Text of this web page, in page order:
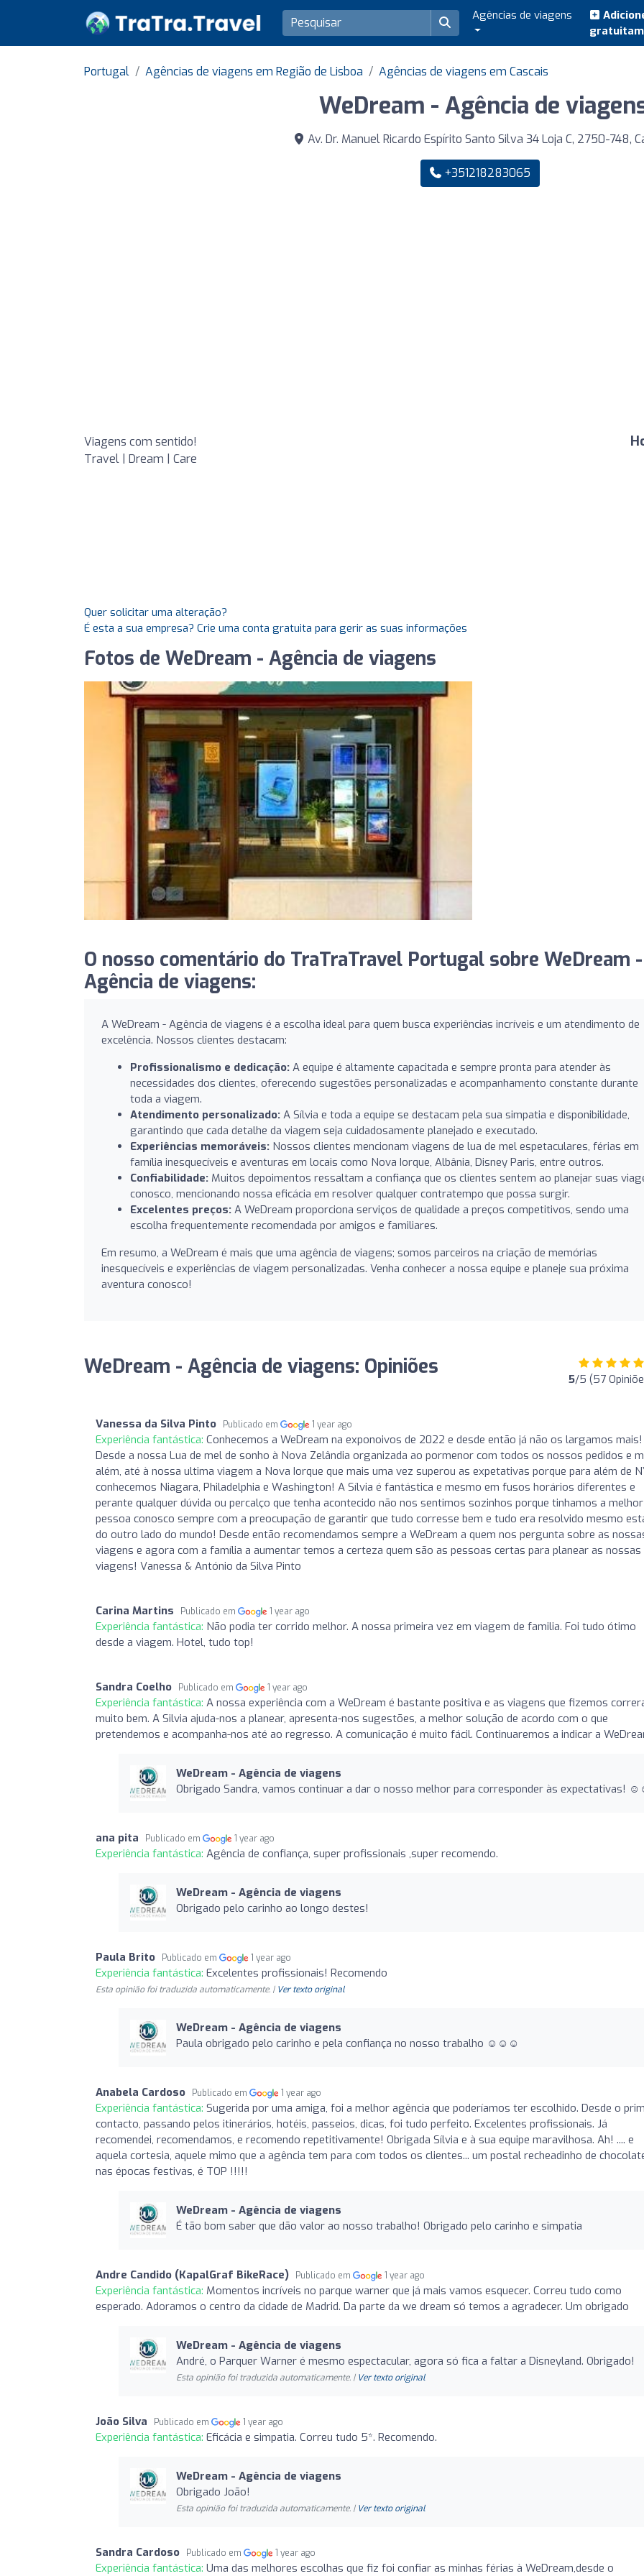
Agências de viagens
Portugal Agências de viagens em Região de Lisboa Agências de viagens em Cascais
WeDream - Agência de
Av. Dr. Manuel Ricardo Espírito Santo Silva 34 Loja C, 2750-748,
+351218283065
Viagens com sentido!
Travel | Dream | Care
Quer solicitar uma alteração?
É esta a sua empresa? Crie uma conta gratuita para gerir as suas informações
Fotos de WeDream - Agência de viagens
O nosso comentário do TraTraTravel Portugal sobre WeDream -
Agência de viagens:
A WeDream - Agência de viagens é a escolha ideal para quem busca experiências incríveis e um atendimento de
excelência. Nossos clientes destacam:
Profissionalismo e dedicação: A equipe é altamente capacitada e sempre pronta para atender às
necessidades dos clientes, oferecendo sugestões personalizadas e acompanhamento constante durante
toda a viagem.
Atendimento personalizado: A Sílvia e toda a equipe se destacam pela sua simpatia e disponibilidade,
garantindo que cada detalhe da viagem seja cuidadosamente planejado e executado.
Experiências memoráveis: Nossos clientes mencionam viagens de lua de mel espetaculares, férias em
família inesquecíveis e aventuras em locais como Nova Iorque, Albânia, Disney Paris, entre outros.
Confiabilidade: Muitos depoimentos ressaltam a confiança que os clientes sentem ao planejar suas
conosco, mencionando nossa eficácia em resolver qualquer contratempo que possa surgir.
Excelentes preços: A WeDream proporciona serviços de qualidade a preços competitivos, sendo uma
escolha frequentemente recomendada por amigos e familiares.
Em resumo, a WeDream é mais que uma agência de viagens; somos parceiros na criação de memórias
inesquecíveis e experiências de viagem personalizadas. Venha conhecer a nossa equipe e planeje sua próxima
aventura conosco!
WeDream - Agência de viagens: Opiniões 5/5 (57
Vanessa da Silva Pinto Publicado em 1 year ago
Experiência fantástica: Conhecemos a WeDream na exponoivos de 2022 e desde então já não os largamos mais!
Desde a nossa Lua de mel de sonho à Nova Zelândia organizada ao pormenor com todos os nossos pedidos e
além, até à nossa ultima viagem a Nova Iorque que mais uma vez superou as expetativas porque para além de
conhecemos Niagara, Philadelphia e Washington! A Sílvia é fantástica e mesmo em fusos horários diferentes e
perante qualquer dúvida ou percalço que tenha acontecido não nos sentimos sozinhos porque tinhamos a melhor
pessoa conosco sempre com a preocupação de garantir que tudo corresse bem e tudo era resolvido mesmo
do outro lado do mundo! Desde então recomendamos sempre a WeDream a quem nos pergunta sobre as
viagens e agora com a família a aumentar temos a certeza quem são as pessoas certas para planear as nossas
viagens! Vanessa & António da Silva Pinto
Carina Martins Publicado em 1 year ago
Experiência fantástica: Não podia ter corrido melhor. A nossa primeira vez em viagem de familia. Foi tudo ótimo
desde a viagem. Hotel, tudo top!
Sandra Coelho Publicado em 1 year ago
Experiência fantástica: A nossa experiência com a WeDream é bastante positiva e as viagens que fizemos
muito bem. A Silvia ajuda-nos a planear, apresenta-nos sugestões, a melhor solução de acordo com o que
pretendemos e acompanha-nos até ao regresso. A comunicação é muito fácil. Continuaremos a indicar a
WeDream - Agência de viagens
Obrigado Sandra, vamos continuar a dar o nosso melhor para corresponder às expectativas!
ana pita Publicado em 1 year ago
Experiência fantástica: Agência de confiança, super profissionais ,super recomendo.
WeDream - Agência de viagens
Obrigado pelo carinho ao longo destes!
Paula Brito Publicado em 1 year ago
Experiência fantástica: Excelentes profissionais! Recomendo
Esta opinião foi traduzida automaticamente. | Ver texto original
WeDream - Agência de viagens
Paula obrigado pelo carinho e pela confiança no nosso trabalho ☺️☺️☺️
Anabela Cardoso Publicado em 1 year ago
Experiência fantástica: Sugerida por uma amiga, foi a melhor agência que poderíamos ter escolhido. Desde o
contacto, passando pelos itinerários, hotéis, passeios, dicas, foi tudo perfeito. Excelentes profissionais. Já
recomendei, recomendamos, e recomendo repetitivamente! Obrigada Sílvia e à sua equipe maravilhosa. Ah! .... e
aquela cortesia, aquele mimo que a agência tem para com todos os clientes... um postal recheadinho de
nas épocas festivas, é TOP !!!!!
WeDream - Agência de viagens
É tão bom saber que dão valor ao nosso trabalho! Obrigado pelo carinho e simpatia
Andre Candido (KapalGraf BikeRace) Publicado em 1 year ago
Experiência fantástica: Momentos incríveis no parque warner que já mais vamos esquecer. Correu tudo como
esperado. Adoramos o centro da cidade de Madrid. Da parte da we dream só temos a agradecer. Um obrigado
WeDream - Agência de viagens
André, o Parquer Warner é mesmo espectacular, agora só fica a faltar a Disneyland. Obrigado!
Esta opinião foi traduzida automaticamente. | Ver texto original
João Silva Publicado em 1 year ago
Experiência fantástica: Eficácia e simpatia. Correu tudo 5*. Recomendo.
WeDream - Agência de viagens
Obrigado João!
Esta opinião foi traduzida automaticamente. | Ver texto original
Sandra Cardoso Publicado em 1 year ago
Experiência fantástica: Uma das melhores escolhas que fiz foi confiar as minhas férias à WeDream,desde o